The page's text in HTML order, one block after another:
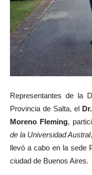
Representantes de la
Provincia de Salta, el
Moreno Fleming,
de la Universidad Austral
llevó a cabo en la sede
ciudad de Buenos Aires.